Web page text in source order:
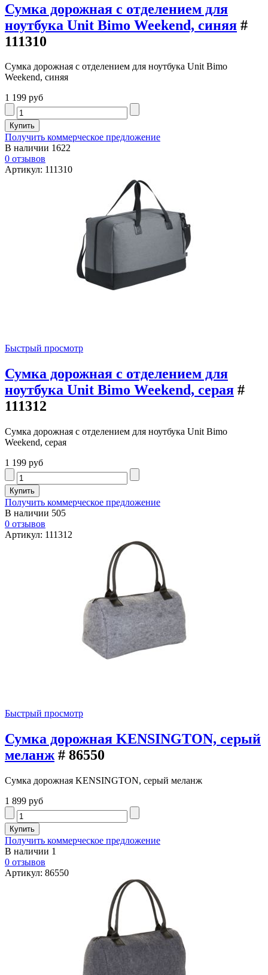
Сумка дорожная с отделением для
ноутбука Unit Bimo Weekend, синяя #
111310
Сумка дорожная с отделением для ноутбука Unit Bimo
Weekend, синяя
1 199 руб
Получить коммерческое предложение
В наличии 1622
0 отзывов
Артикул: 111310
Быстрый просмотр
Сумка дорожная с отделением для
ноутбука Unit Bimo Weekend, серая #
111312
Сумка дорожная с отделением для ноутбука Unit Bimo
Weekend, серая
1 199 руб
Получить коммерческое предложение
В наличии 505
0 отзывов
Артикул: 111312
Быстрый просмотр
Сумка дорожная KENSINGTON, серый
меланж # 86550
Сумка дорожная KENSINGTON, серый меланж
1 899 руб
Получить коммерческое предложение
В наличии 1
0 отзывов
Артикул: 86550